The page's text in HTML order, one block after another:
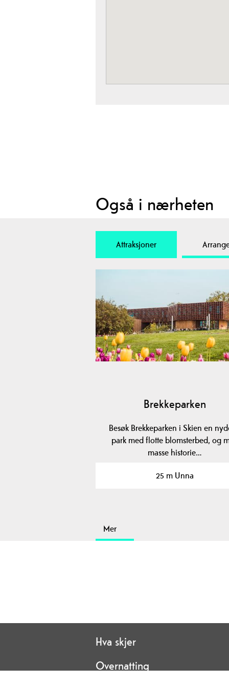
Også i nærheten
Attraksjoner
Brekkeparken
Besøk Brekkeparken i Skien en
park med flotte blomsterbed, og
masse historie…
25 m Unna
Mer
Hva skjer
Overnatting